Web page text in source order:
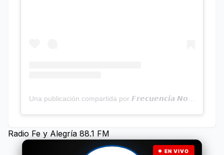
Radio Fe y Alegría 88.1 FM
EN VIVO